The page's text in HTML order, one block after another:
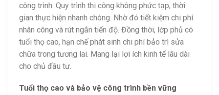
công trình. Quy trình thi công không phức tạp, thời
gian thực hiện nhanh chóng. Nhờ đó tiết kiệm chi phí
nhân công và rút ngắn tiến độ. Đồng thời, lớp phủ có
tuổi thọ cao, hạn chế phát sinh chi phí bảo trì sửa
chữa trong tương lai. Mang lại lợi ích kinh tế lâu dài
cho chủ đầu tư.
Tuổi thọ cao và bảo vệ công trình bền vững